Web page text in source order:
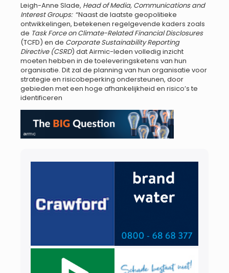
Leigh-Anne Slade, Head of Media, Communications and
Interest Groups: “Naast de laatste geopolitieke
ontwikkelingen, betekenen regelgevende kaders zoals
de Task Force on Climate-Related Financial Disclosures
(TCFD) en de Corporate Sustainability Reporting
Directive (CSRD) dat Airmic-leden volledig inzicht
moeten hebben in de toeleveringsketens van hun
organisatie. Dit zal de planning van hun organisatie voor
strategie en risicobeperking ondersteunen, door
gebieden met een hoge afhankelijkheid en risico’s te
identificeren